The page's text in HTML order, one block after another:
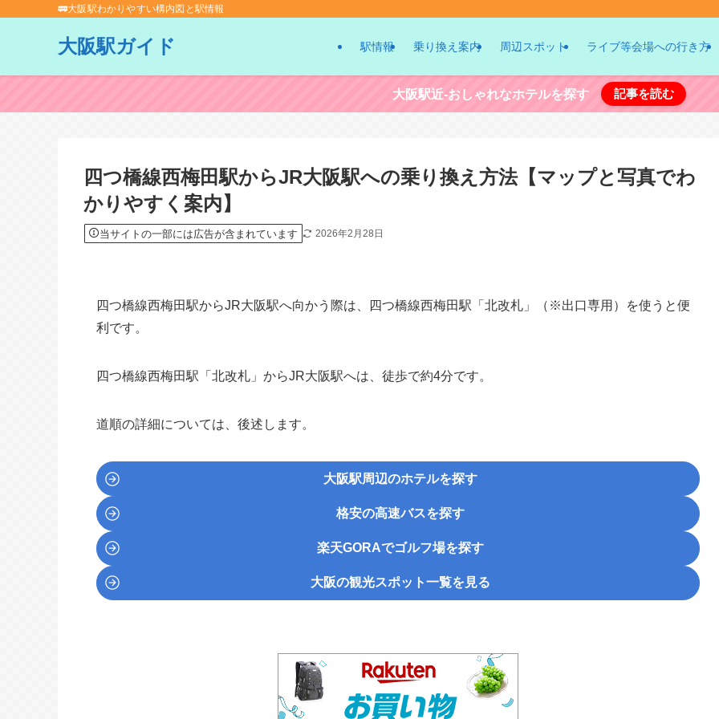
🚃大阪駅わかりやすい構内図と駅情報
大阪駅ガイド 駅情報 乗り換え案内 周辺スポット ライブ等会場への行き方
大阪駅近-おしゃれなホテルを探す 記事を読む
四つ橋線西梅田駅からJR大阪駅への乗り換え方法【マップと写真でわ
かりやすく案内】
当サイトの一部には広告が含まれています 2026年2月28日
四つ橋線西梅田駅からJR大阪駅へ向かう際は、四つ橋線西梅田駅「北改札」（※出口専用）を使うと便
利です。
四つ橋線西梅田駅「北改札」からJR大阪駅へは、徒歩で約4分です。
道順の詳細については、後述します。
大阪駅周辺のホテルを探す
格安の高速バスを探す
楽天GORAでゴルフ場を探す
大阪の観光スポット一覧を見る